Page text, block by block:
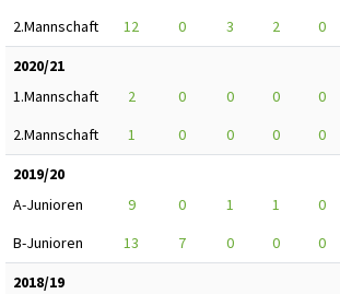
2.Mannschaft
12 0 3 2 0
2020/21
1.Mannschaft
2 0 0 0 0
2.Mannschaft
1 0 0 0 0
2019/20
A-Junioren
9 0 1 1 0
B-Junioren
13 7 0 0 0
2018/19